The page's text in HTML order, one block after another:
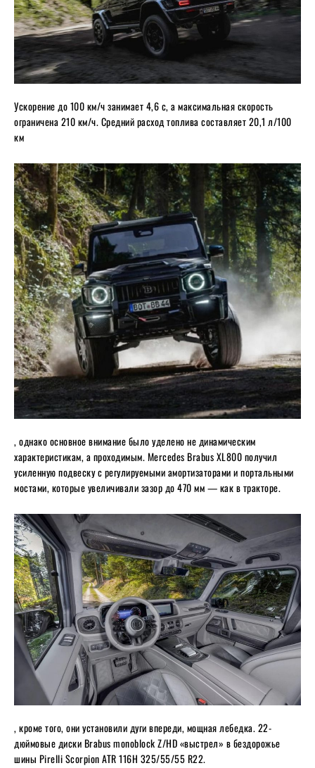
Ускорение до 100 км/ч занимает 4,6 с, а максимальная скорость
ограничена 210 км/ч. Средний расход топлива составляет 20,1 л/100
км
, однако основное внимание было уделено не динамическим
характеристикам, а проходимым. Mercedes Brabus XL800 получил
усиленную подвеску с регулируемыми амортизаторами и портальными
мостами, которые увеличивали зазор до 470 мм — как в тракторе.
, кроме того, они установили дуги впереди, мощная лебедка. 22-
дюймовые диски Brabus monoblock Z/HD «выстрел» в бездорожье
шины Pirelli Scorpion ATR 116H 325/55/55 R22.